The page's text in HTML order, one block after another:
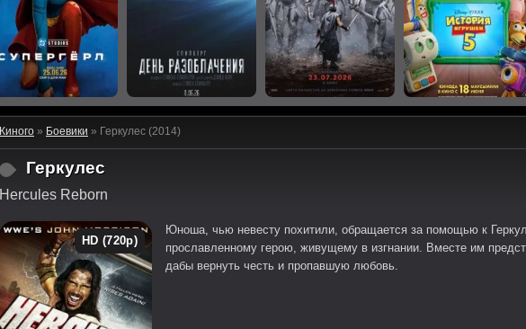
Киного » Боевики » Геркулес (2014)
Геркулес
Hercules Reborn
HD (720p)
Юноша, чью невесту похитили, обращается за помощью к
прославленному герою, живущему в изгнании. Вместе им
дабы вернуть честь и пропавшую любовь.